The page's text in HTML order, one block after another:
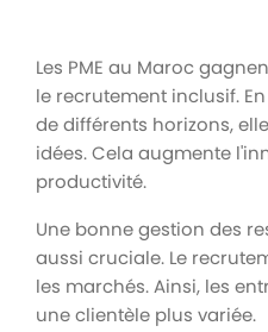
Les PME au Maroc
le recrutement inclusif.
de différents horizons,
idées. Cela augmente
productivité.
Une bonne gestion des
aussi cruciale. Le
les marchés. Ainsi, les
une clientèle plus variée.